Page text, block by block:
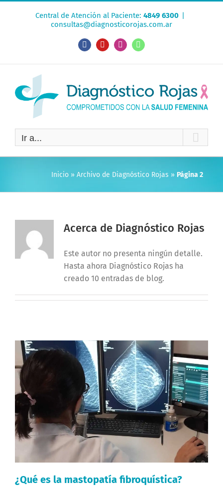
Central de Atención al Paciente: 4849 6300 |
consultas@diagnosticorojas.com.ar
FacebookYouTubeInstagramWhatsApp
Ir a...
Inicio » Archivo de Diagnóstico Rojas » Página 2
Acerca de Diagnóstico Rojas
Este autor no presenta ningún detalle.
Hasta ahora Diagnóstico Rojas ha
creado 10 entradas de blog.
¿Qué es la mastopatía fibroquística?